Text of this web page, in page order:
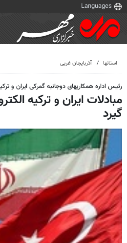
استانها آذربایجان غربی
رئیس اداره همکاریهای دوجانبه گمرکی ایران و
مبادلات ایران و ترکیه
گیرد